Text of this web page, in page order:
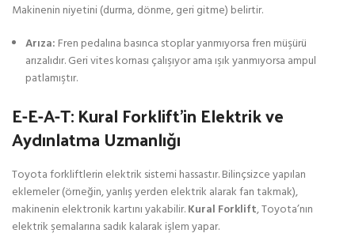
Makinenin niyetini (durma, dönme, geri gitme) belirtir.
Arıza: Fren pedalına basınca stoplar yanmıyorsa fren müşürü
arızalıdır. Geri vites kornası çalışıyor ama ışık yanmıyorsa ampul
patlamıştır.
E-E-A-T: Kural Forklift’in Elektrik ve
Aydınlatma Uzmanlığı
Toyota forkliftlerin elektrik sistemi hassastır. Bilinçsizce yapılan
eklemeler (örneğin, yanlış yerden elektrik alarak fan takmak),
makinenin elektronik kartını yakabilir.Kural Forklift, Toyota’nın
elektrik şemalarına sadık kalarak işlem yapar.